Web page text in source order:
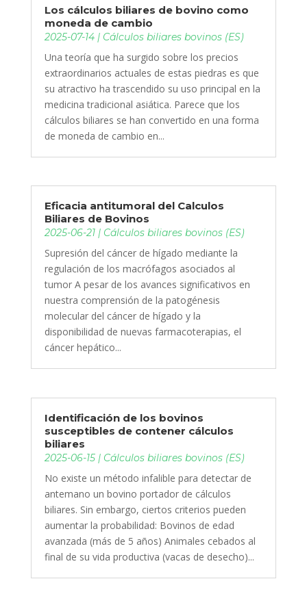
Los cálculos biliares de bovino como
moneda de cambio
2025-07-14| Cálculos biliares bovinos (ES)
Una teoría que ha surgido sobre los precios
extraordinarios actuales de estas piedras es que
su atractivo ha trascendido su uso principal en la
medicina tradicional asiática. Parece que los
cálculos biliares se han convertido en una forma
de moneda de cambio en...
Eficacia antitumoral del Calculos
Biliares de Bovinos
2025-06-21| Cálculos biliares bovinos (ES)
Supresión del cáncer de hígado mediante la
regulación de los macrófagos asociados al
tumor A pesar de los avances significativos en
nuestra comprensión de la patogénesis
molecular del cáncer de hígado y la
disponibilidad de nuevas farmacoterapias, el
cáncer hepático...
Identificación de los bovinos
susceptibles de contener cálculos
biliares
2025-06-15| Cálculos biliares bovinos (ES)
No existe un método infalible para detectar de
antemano un bovino portador de cálculos
biliares. Sin embargo, ciertos criterios pueden
aumentar la probabilidad: Bovinos de edad
avanzada (más de 5 años) Animales cebados al
final de su vida productiva (vacas de desecho)...